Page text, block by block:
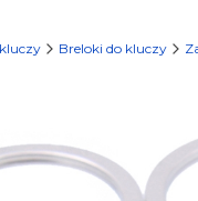
Breloki do kluczy